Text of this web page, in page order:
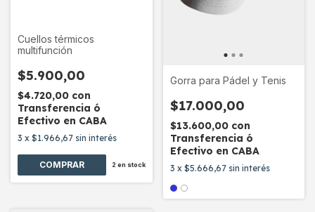
Cuellos térmicos
multifunción
$5.900,00
$4.720,00 con
Transferencia ó
Efectivo en CABA
3 x $1.966,67 sin interés
2 en stock
Gorra para Pádel y Tenis
$17.000,00
$13.600,00 con
Transferencia ó
Efectivo en CABA
3 x $5.666,67 sin interés